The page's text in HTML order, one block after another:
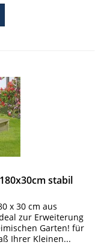
stabil
x 30 cm aus
zur Erweiterung
Garten! für
Ihrer Kleinen...